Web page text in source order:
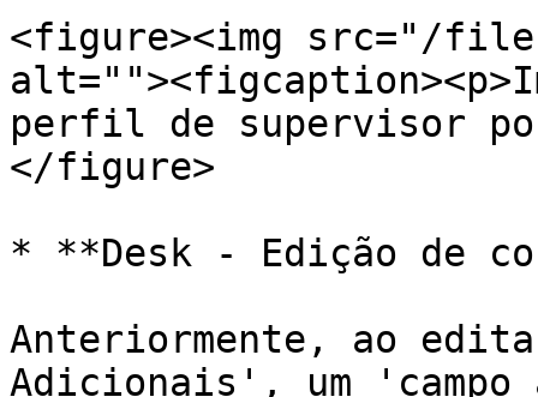
<figure><img src="/files/
perfil de supervisor
</figure>
* **Desk - Edição de
Anteriormente, ao
Adicionais', um